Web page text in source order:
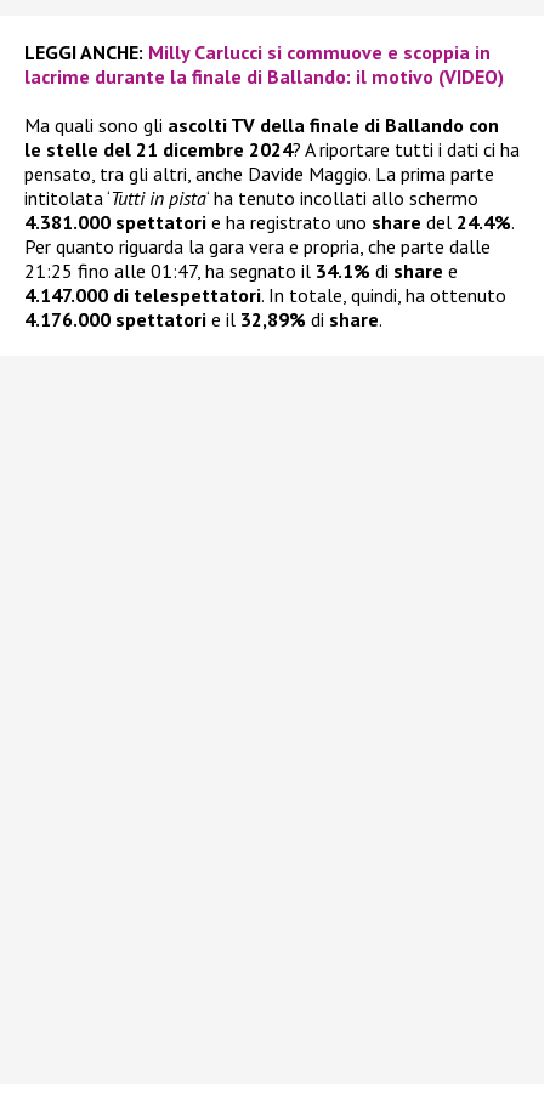
LEGGI ANCHE: Milly Carlucci si commuove e scoppia in
lacrime durante la finale di Ballando: il motivo (VIDEO)
Ma quali sono gli ascolti TV della finale di Ballando con
le stelle del 21 dicembre 2024? A riportare tutti i dati ci ha
pensato, tra gli altri, anche Davide Maggio. La prima parte
intitolata ‘Tutti in pista‘ ha tenuto incollati allo schermo
4.381.000 spettatori e ha registrato uno share del 24.4%.
Per quanto riguarda la gara vera e propria, che parte dalle
21:25 fino alle 01:47, ha segnato il 34.1% di share e
4.147.000 di telespettatori. In totale, quindi, ha ottenuto
4.176.000 spettatori e il 32,89% di share.